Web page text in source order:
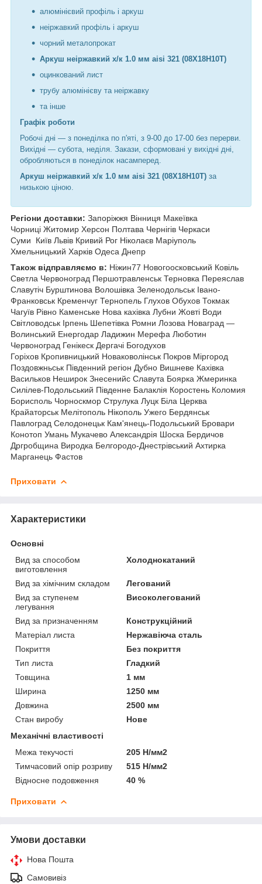
алюмінієвий профіль і аркуш
неіржавкий профіль і аркуш
чорний металопрокат
Аркуш неіржавкий х/к 1.0 мм aisi 321 (08Х18Н10Т)
оцинкований лист
трубу алюмінієву та неіржавку
та інше
Графік роботи
Робочі дні — з понеділка по п'яті, з 9-00 до 17-00 без перерви.
Вихідні — субота, неділя. Закази, сформовані у вихідні дні,
обробляються в понеділок насамперед.
Аркуш неіржавкий х/к 1.0 мм aisi 321 (08Х18Н10Т) за
низькою ціною.
Регіони доставки: Запоріжжя Вінниця Макеївка
Чорниці Житомир Херсон Полтава Чернігів Черкаси
Суми
Київ Львів Кривий Рог Ніколаєв Маріуполь
Хмельницький Харків Одеса Днепр
Також відправляємо в: Ніжин77 Новогоосковський Ковіль
Светла Червоноград Першотравленськ Терновка Переяслав
Славутіч Бурштинова Волошівка Зеленодольськ Івано-
Франковськ Кременчуг Тернопель Глухов Обухов Токмак
Чагуїв Рівно Каменське Нова кахівка Лубни Жовті Води
Світловодськ Ірпень Шепетівка Ромни Лозова Новаград —
Волинський Енергодар Ладижин Мерефа Люботин
Червоноград Генікеск Дергачі Богодухов
Горіхов Кропивницький Новаковолінськ Покров Міргород
Поздовжньськ Південний регіон Дубно Вишневе Кахівка
Васильков Неширок Знесенийс Славута Боярка Жмеринка
Силілев-Подольський Південне Балаклія Коростень Коломия
Борисполь Чорноскмор Струлука Луцк Біла Церква
Крайаторськ Мелітополь Нікополь Ужего Бердянськ
Павлоград Селодонецьк Кам'янець-Подольський Бровари
Конотоп Умань Мукачево Александрія Шоска Бердичов
Дргробщина Виродка Белгородо-Днестрівський Ахтирка
Марганець Фастов
Приховати
Характеристики
Основні
Вид за способом
виготовлення
Холоднокатаний
Вид за хімічним складом
Легований
Вид за ступенем
легування
Високолегований
Вид за призначенням
Конструкційний
Матеріал листа
Нержавіюча сталь
Покриття
Без покриття
Тип листа
Гладкий
Товщина
1 мм
Ширина
1250 мм
Довжина
2500 мм
Стан виробу
Нове
Механічні властивості
Межа текучості
205 Н/мм2
Тимчасовий опір розриву
515 Н/мм2
Відносне подовження
40 %
Приховати
Умови доставки
Нова Пошта
Самовивіз